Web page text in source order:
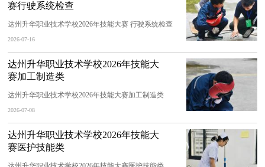
赛行驶系统检查
达州升华职业技术学校2026年技能大赛 行驶系统检查
2026-07-16
达州升华职业技术学校2026年技能大
赛加工制造类
达州升华职业技术学校2026年技能大赛加工制造类
2026-07-08
达州升华职业技术学校2026年技能大
赛医护技能类